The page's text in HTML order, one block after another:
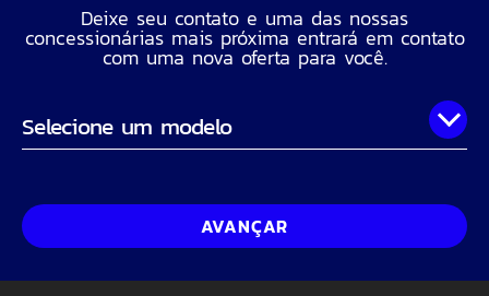
Deixe seu contato e uma das nossas
concessionárias mais próxima entrará em contato
com uma nova oferta para você.
Onde você está?Nome Completo
Telefone
AVANÇAR